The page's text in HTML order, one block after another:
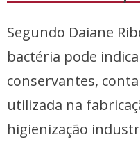
Segundo Daiane
bactéria pode
conservantes,
utilizada na
higienização